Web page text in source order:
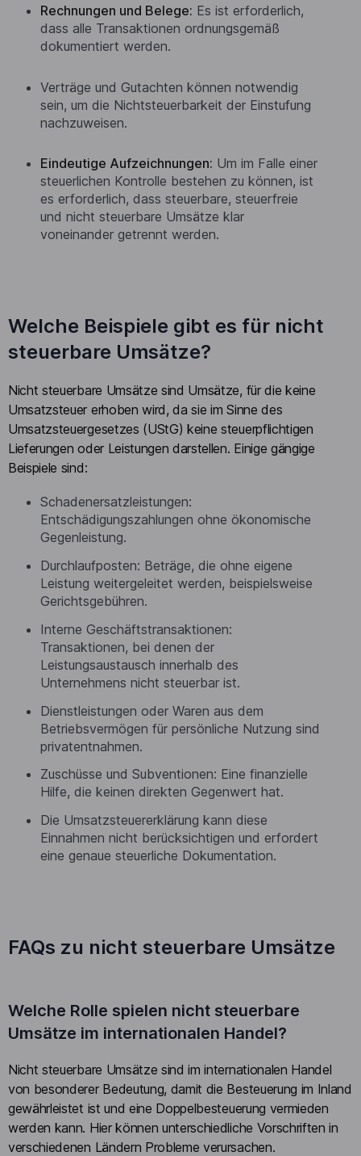
Rechnungen und Belege: Es ist erforderlich,
dass alle Transaktionen ordnungsgemäß
dokumentiert werden.
Verträge und Gutachten können notwendig
sein, um die Nichtsteuerbarkeit der Einstufung
nachzuweisen.
Eindeutige Aufzeichnungen: Um im Falle einer
steuerlichen Kontrolle bestehen zu können, ist
es erforderlich, dass steuerbare, steuerfreie
und nicht steuerbare Umsätze klar
voneinander getrennt werden.
Welche Beispiele gibt es für nicht
steuerbare Umsätze?
Nicht steuerbare Umsätze sind Umsätze, für die keine
Umsatzsteuer erhoben wird, da sie im Sinne des
Umsatzsteuergesetzes (UStG) keine steuerpflichtigen
Lieferungen oder Leistungen darstellen. Einige gängige
Beispiele sind:
Schadenersatzleistungen:
Entschädigungszahlungen ohne ökonomische
Gegenleistung.
Durchlaufposten: Beträge, die ohne eigene
Leistung weitergeleitet werden, beispielsweise
Gerichtsgebühren.
Interne Geschäftstransaktionen:
Transaktionen, bei denen der
Leistungsaustausch innerhalb des
Unternehmens nicht steuerbar ist.
Dienstleistungen oder Waren aus dem
Betriebsvermögen für persönliche Nutzung sind
privatentnahmen.
Zuschüsse und Subventionen: Eine finanzielle
Hilfe, die keinen direkten Gegenwert hat.
Die Umsatzsteuererklärung kann diese
Einnahmen nicht berücksichtigen und erfordert
eine genaue steuerliche Dokumentation.
FAQs zu nicht steuerbare Umsätze
Welche Rolle spielen nicht steuerbare
Umsätze im internationalen Handel?
Nicht steuerbare Umsätze sind im internationalen Handel
von besonderer Bedeutung, damit die Besteuerung im Inland
gewährleistet ist und eine Doppelbesteuerung vermieden
werden kann. Hier können unterschiedliche Vorschriften in
verschiedenen Ländern Probleme verursachen.